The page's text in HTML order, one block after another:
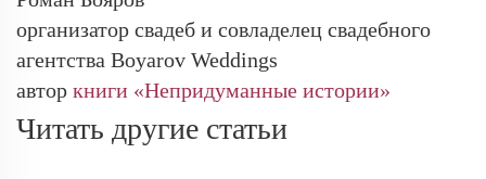
организатор свадеб и совладелец свадебного
агентства Boyarov Weddings
автор книги «Непридуманные истории»
Читать другие статьи